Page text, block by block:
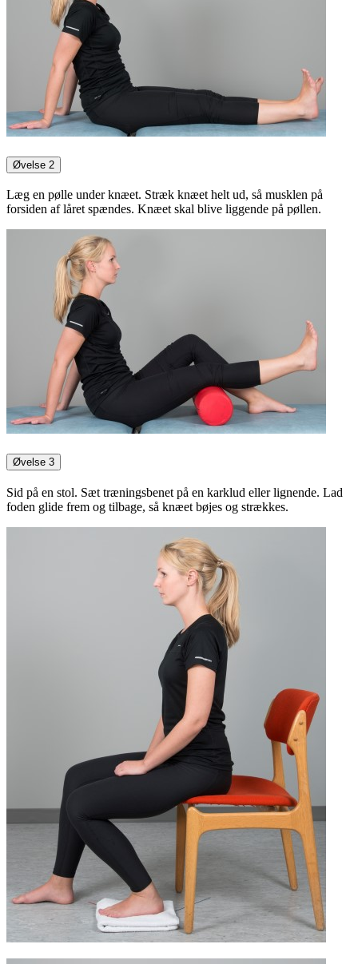
Øvelse 2
Læg en pølle under knæet. Stræk knæet helt ud, så musklen på
forsiden af låret spændes. Knæet skal blive liggende på pøllen.
Øvelse 3
Sid på en stol. Sæt træningsbenet på en karklud eller lignende. Lad
foden glide frem og tilbage, så knæet bøjes og strækkes.